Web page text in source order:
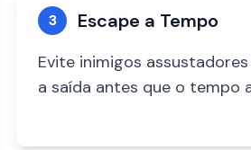
3 Escape a Tempo
Evite inimigos
a saída antes que o tempo